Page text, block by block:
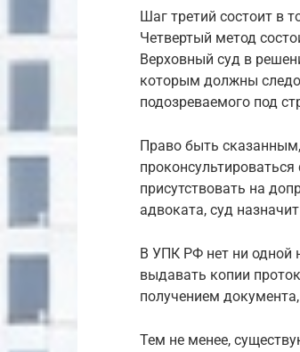
Шаг третий состоит в
Четвертый метод
Верховный суд в
которым должны
подозреваемого под
Право быть
присутствовать на
адвоката, суд назначит
В УПК РФ нет ни одной
выдавать копии
получением
Тем не менее,